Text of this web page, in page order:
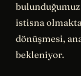
istisna
dönüşmesi,
bekleniyor.